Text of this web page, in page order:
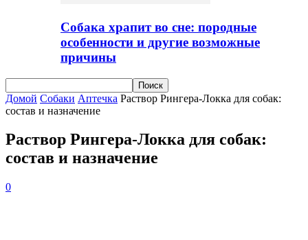
Собака храпит во сне: породные
особенности и другие возможные
причины
Домой Собаки Аптечка Раствор Рингера-Локка для собак:
состав и назначение
Раствор Рингера-Локка для собак:
состав и назначение
0